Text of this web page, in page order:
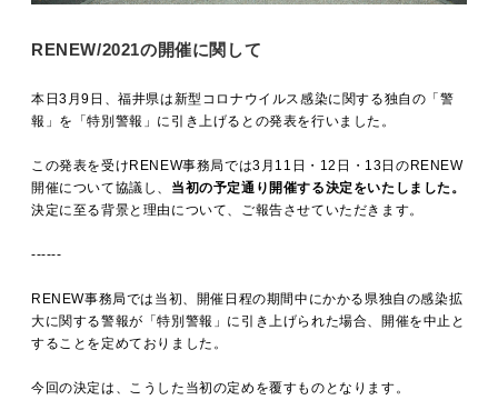
MOVIE
ACCESS / STAY
CONTACT
RENEW/2021の開催に関して
本日3月9日、福井県は新型コロナウイルス感染に関する独自の「警
報」を「特別警報」に引き上げるとの発表を行いました。
この発表を受けRENEW事務局では3月11日・12日・13日のRENEW
開催について協議し、 当初の予定通り開催する決定をいたしました。
決定に至る背景と理由について、ご報告させていただきます。
------
RENEW事務局では当初、開催日程の期間中にかかる県独自の感染拡
大に関する警報が「特別警報」に引き上げられた場合、開催を中止と
することを定めておりました。
今回の決定は、こうした当初の定めを覆すものとなります。